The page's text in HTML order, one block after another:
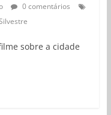
0 comentários
sobre a cidade